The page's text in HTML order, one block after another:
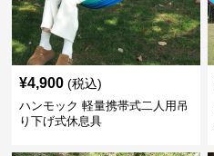
¥4,900 (税込)
ハンモック 軽量携帯式二人用吊
り下げ式休息具